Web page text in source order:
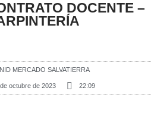
DOCENTE –
MERCADO SALVATIERRA
octubre de 2023 22:09